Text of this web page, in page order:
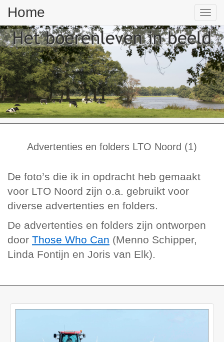
Home
Advertenties en folders LTO Noord (1)
De foto’s die ik in opdracht heb gemaakt
voor LTO Noord zijn o.a. gebruikt voor
diverse advertenties en folders.
De advertenties en folders zijn ontworpen
door Those Who Can (Menno Schipper,
Linda Fontijn en Joris van Elk).